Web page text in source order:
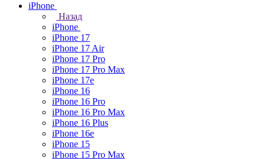
iPhone
Назад
iPhone
iPhone 17
iPhone 17 Air
iPhone 17 Pro
iPhone 17 Pro Max
iPhone 17e
iPhone 16
iPhone 16 Pro
iPhone 16 Pro Max
iPhone 16 Plus
iPhone 16e
iPhone 15
iPhone 15 Pro Max